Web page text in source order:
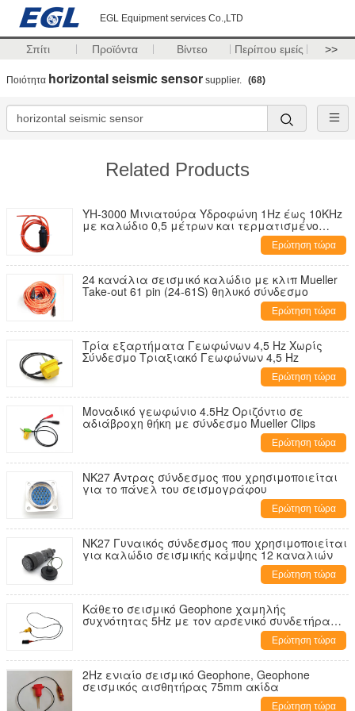
EGL Equipment services Co.,LTD
Σπίτι Προϊόντα Βίντεο Περίπου εμείς >>
Ποιότητα horizontal seismic sensor supplier. (68)
Related Products
YH-3000 Μινιατούρα Υδροφώνη 1Hz έως 10KHz
με καλώδιο 0,5 μέτρων και τερματισμένο
Ερώτηση τώρα
24 κανάλια σεισμικό καλώδιο με κλιπ Mueller
Take-out 61 pin (24-61S) θηλυκό σύνδεσμο
Ερώτηση τώρα
Τρία εξαρτήματα Γεωφώνων 4,5 Hz Χωρίς
Σύνδεσμο Τριαξιακό Γεωφώνων 4,5 Hz
Ερώτηση τώρα
Μοναδικό γεωφώνιο 4.5Hz Οριζόντιο σε
αδιάβροχη θήκη με σύνδεσμο Mueller Clips
Ερώτηση τώρα
NK27 Άντρας σύνδεσμος που χρησιμοποιείται
για το πάνελ του σεισμογράφου
Ερώτηση τώρα
NK27 Γυναικός σύνδεσμος που χρησιμοποιείται
για καλώδιο σεισμικής κάμψης 12 καναλιών
Ερώτηση τώρα
Κάθετο σεισμικό Geophone χαμηλής
συχνότητας 5Hz με τον αρσενικό συνδετήρα
Ερώτηση τώρα
2Hz ενιαίο σεισμικό Geophone, Geophone
σεισμικός αισθητήρας 75mm ακίδα
Ερώτηση τώρα